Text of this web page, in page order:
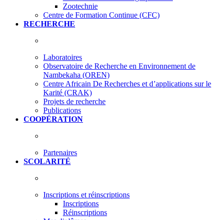
Zootechnie
Centre de Formation Continue (CFC)
RECHERCHE
Laboratoires
Observatoire de Recherche en Environnement de
Nambekaha (OREN)
Centre Africain De Recherches et d’applications sur le
Karité (CRAK)
Projets de recherche
Publications
COOPÉRATION
Partenaires
SCOLARITÉ
Inscriptions et réinscriptions
Inscriptions
Réinscriptions